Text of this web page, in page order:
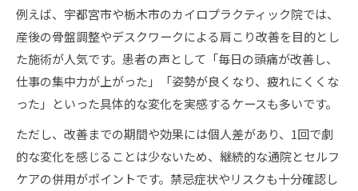
例えば、宇都宮市や栃木市のカイロプラクティック院では、
産後の骨盤調整やデスクワークによる肩こり改善を目的とし
た施術が人気です。患者の声として「毎日の頭痛が改善し、
仕事の集中力が上がった」「姿勢が良くなり、疲れにくくな
った」といった具体的な変化を実感するケースも多いです。
ただし、改善までの期間や効果には個人差があり、1回で劇
的な変化を感じることは少ないため、継続的な通院とセルフ
ケアの併用がポイントです。禁忌症状やリスクも十分確認し